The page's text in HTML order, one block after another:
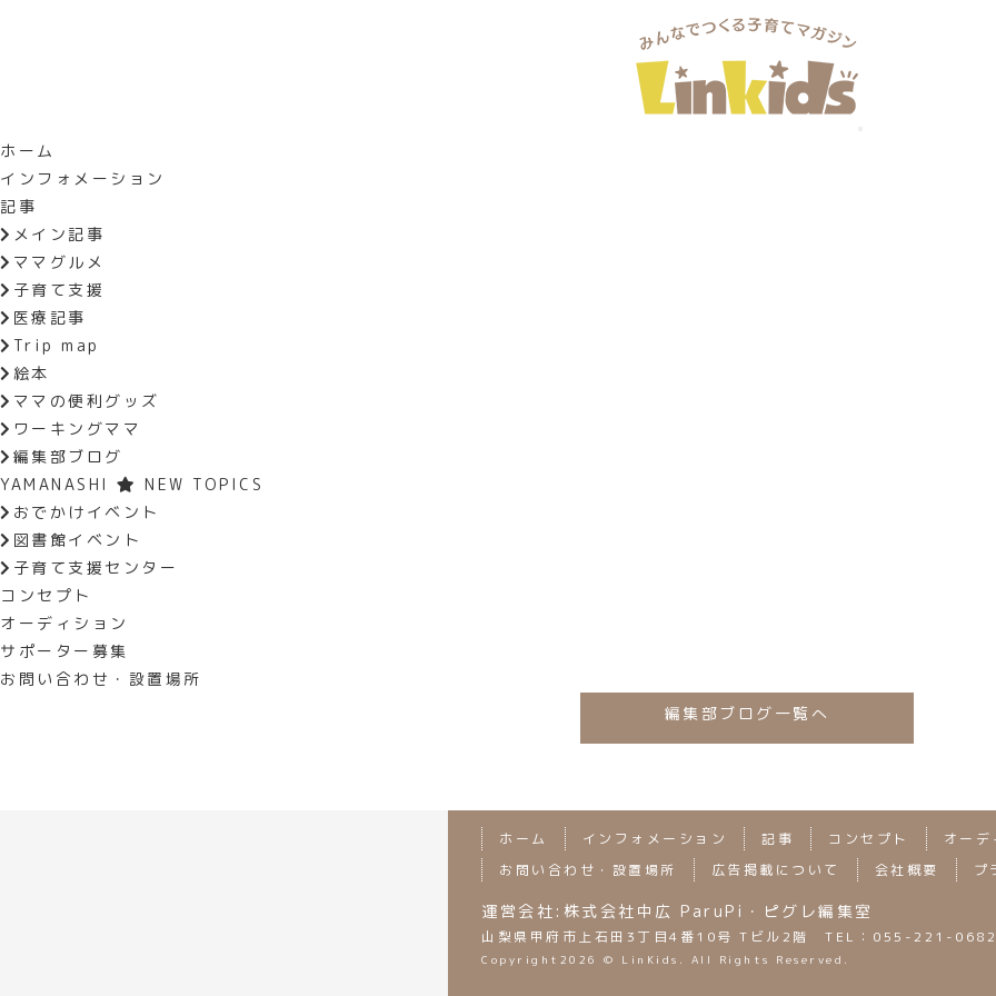
ホーム
インフォメーション
記事
メイン記事
ママグルメ
子育て支援
医療記事
Trip map
絵本
ママの便利グッズ
ワーキングママ
編集部ブログ
YAMANASHI
NEW TOPICS
おでかけイベント
図書館イベント
子育て支援センター
コンセプト
オーディション
サポーター募集
お問い合わせ・設置場所
だろうなぁ〜と思っていたら まさかの！！
編集部ブログ一覧へ
ホーム インフォメーション 記事 コンセプト オーデ
お問い合わせ・設置場所
広告掲載について 会社概要 プ
運営会社:株式会社中広 ParuPi・ピグレ編集室
山梨県甲府市上石田3丁目4番10号 Tビル2階 TEL：055-221-0682
Copyright 2026 © LinKids. All Rights Reserved.